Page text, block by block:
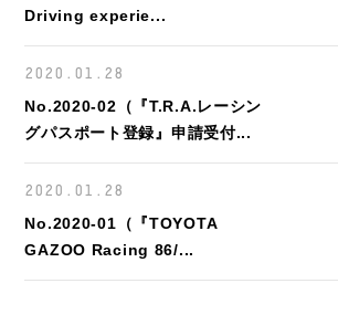
Driving experie...
2020.01.28
No.2020-02（『T.R.A.レーシン
グパスポート登録』申請受付...
2020.01.28
No.2020-01（『TOYOTA
GAZOO Racing 86/...